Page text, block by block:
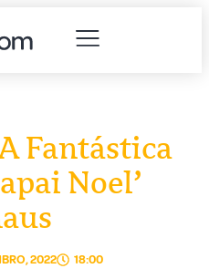
Fantástica
Noel’
2022 18:00